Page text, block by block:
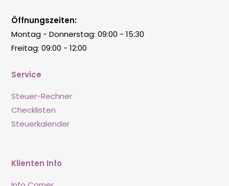
Service
Steuer-Rechner
Checklisten
Steuerkalender
Klienten Info
Öffnungszeiten:
Montag - Donnerstag: 09:00 - 15:30
Freitag: 09:00 - 12:00